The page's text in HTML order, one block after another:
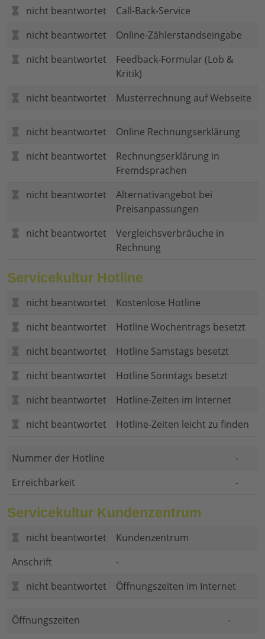
nicht beantwortet
Call-Back-Service
nicht beantwortet
Online-Zählerstandseingabe
nicht beantwortet
Feedback-Formular (Lob &
Kritik)
nicht beantwortet
Musterrechnung auf Webseite
nicht beantwortet
Online Rechnungserklärung
nicht beantwortet
Rechnungserklärung in
Fremdsprachen
nicht beantwortet
Alternativangebot bei
Preisanpassungen
nicht beantwortet
Vergleichsverbräuche in
Rechnung
Servicekultur Hotline
nicht beantwortet
Kostenlose Hotline
nicht beantwortet
Hotline Wochentrags besetzt
nicht beantwortet
Hotline Samstags besetzt
nicht beantwortet
Hotline Sonntags besetzt
nicht beantwortet
Hotline-Zeiten im Internet
nicht beantwortet
Hotline-Zeiten leicht zu finden
Nummer der Hotline
-
Erreichbarkeit
-
Servicekultur Kundenzentrum
nicht beantwortet
Kundenzentrum
Anschrift
-
nicht beantwortet
Öffnungszeiten im Internet
Öffnungszeiten -